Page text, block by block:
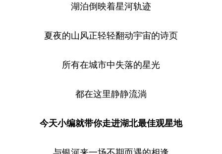
湖泊倒映着星河轨迹
夏夜的山风正轻轻翻动宇宙的诗页
所有在城市中失落的星光
都在这里静静流淌
今天小编就带你走进湖北最佳观星地